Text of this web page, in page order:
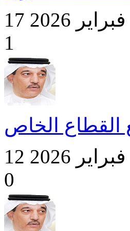
17 فبراير 2026
1
القطاع الخاص
12 فبراير 2026
0